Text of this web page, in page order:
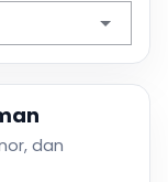
dan